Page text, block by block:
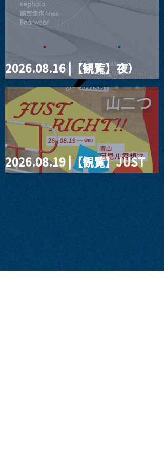
2026.08.16 |【観覧】夜）
four dots vol.2
2026.08.19 |【観覧】JUST
RIGHT!! vol.27